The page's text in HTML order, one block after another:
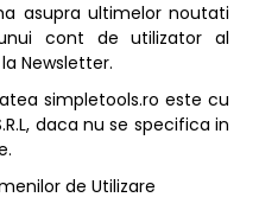
asupra ultimelor noutati
cont de utilizator al
Newsletter.
simpletools.ro este cu
daca nu se specifica in
de Utilizare